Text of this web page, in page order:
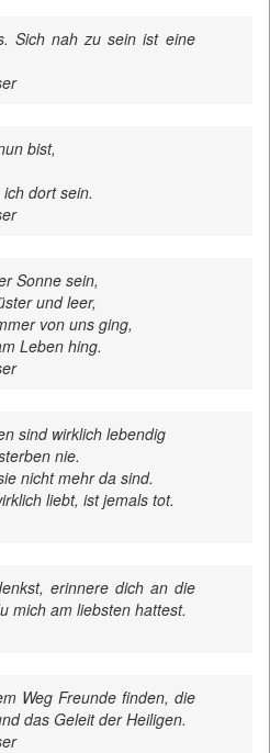
Sich nah zu sein ist eine
bist,
dort sein.
Sonne sein,
und leer,
von uns ging,
Leben hing.
sind wirklich lebendig
nie.
nicht mehr da sind.
liebt, ist jemals tot.
erinnere dich an die
mich am liebsten hattest.
Weg Freunde finden, die
das Geleit der Heiligen.